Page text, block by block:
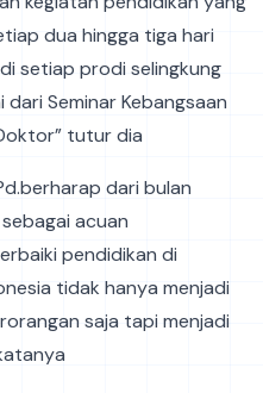
dua hingga tiga hari
setiap prodi selingkung
dari Seminar Kebangsaan
tutur dia
dari bulan
acuan
pendidikan di
tidak hanya menjadi
saja tapi menjadi